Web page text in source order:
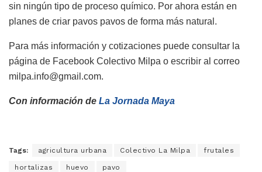
sin ningún tipo de proceso químico. Por ahora están en
planes de criar pavos pavos de forma más natural.
Para más información y cotizaciones puede consultar la
página de Facebook Colectivo Milpa o escribir al correo
milpa.info@gmail.com.
Con información de La Jornada Maya
Tags: agricultura urbana Colectivo La Milpa frutales
hortalizas huevo pavo